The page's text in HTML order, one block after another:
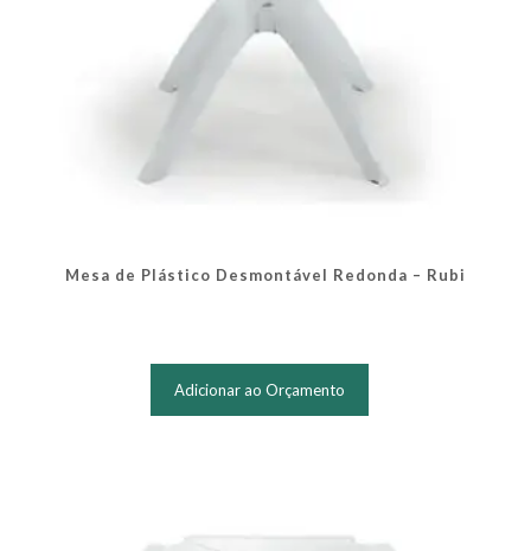
Mesa de Plástico Desmontável Redonda – Rubi
Adicionar ao Orçamento